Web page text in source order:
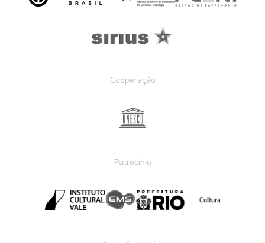
Cooperação
Patrocínio